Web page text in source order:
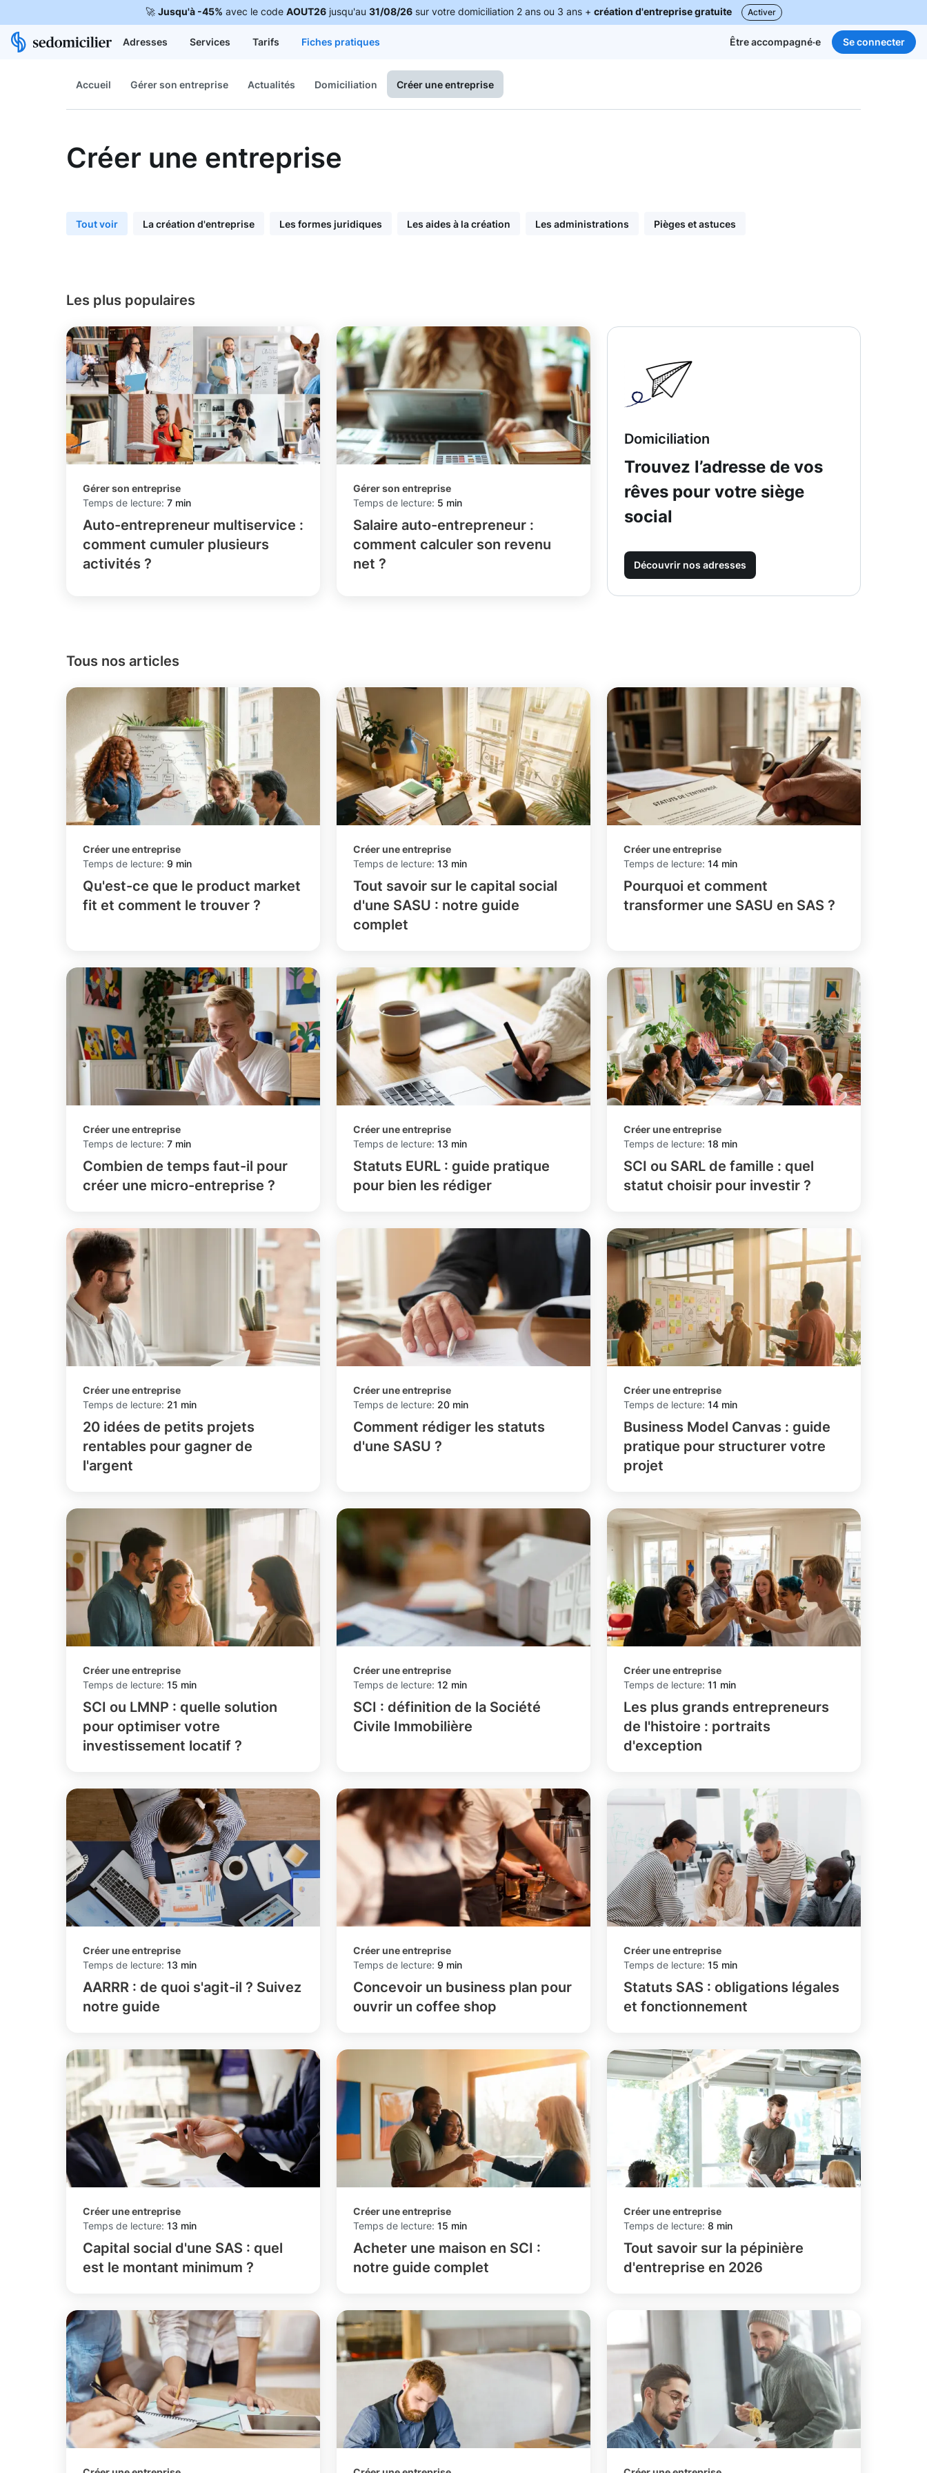
🚀 Jusqu'à -45% avec le code AOUT26jusqu'au 31/08/26sur votre domiciliation 2 ans ou 3 ans + création d'entreprise gratuite Activer
Adresses Services Tarifs Fiches pratiques Être accompagné·e Se connecter
Accueil Gérer son entreprise Actualités Domiciliation Créer une entreprise
Créer une entreprise
Tout voir La création d'entreprise Les formes juridiques Les aides à la création Les administrations Pièges et astuces
Les plus populaires
Gérer son entreprise
Temps de lecture: 7 min
Auto-entrepreneur multiservice :
comment cumuler plusieurs
activités ?
Gérer son entreprise
Temps de lecture: 5 min
Salaire auto-entrepreneur :
comment calculer son revenu
net ?
Domiciliation
Trouvez l’adresse de vos
rêves pour votre siège
social
Découvrir nos adresses
Tous nos articles
Créer une entreprise
Temps de lecture: 9 min
Qu'est-ce que le product market
fit et comment le trouver ?
Créer une entreprise
Temps de lecture: 13 min
Tout savoir sur le capital social
d'une SASU : notre guide
complet
Créer une entreprise
Temps de lecture: 14 min
Pourquoi et comment
transformer une SASU en SAS ?
Créer une entreprise
Temps de lecture: 7 min
Combien de temps faut-il pour
créer une micro-entreprise ?
Créer une entreprise
Temps de lecture: 13 min
Statuts EURL : guide pratique
pour bien les rédiger
Créer une entreprise
Temps de lecture: 18 min
SCI ou SARL de famille : quel
statut choisir pour investir ?
Créer une entreprise
Temps de lecture: 21 min
20 idées de petits projets
rentables pour gagner de
l'argent
Créer une entreprise
Temps de lecture: 20 min
Comment rédiger les statuts
d'une SASU ?
Créer une entreprise
Temps de lecture: 14 min
Business Model Canvas : guide
pratique pour structurer votre
projet
Créer une entreprise
Temps de lecture: 15 min
SCI ou LMNP : quelle solution
pour optimiser votre
investissement locatif ?
Créer une entreprise
Temps de lecture: 12 min
SCI : définition de la Société
Civile Immobilière
Créer une entreprise
Temps de lecture: 11 min
Les plus grands entrepreneurs
de l'histoire : portraits
d'exception
Créer une entreprise
Temps de lecture: 13 min
AARRR : de quoi s'agit-il ? Suivez
notre guide
Créer une entreprise
Temps de lecture: 9 min
Concevoir un business plan pour
ouvrir un coffee shop
Créer une entreprise
Temps de lecture: 15 min
Statuts SAS : obligations légales
et fonctionnement
Créer une entreprise
Temps de lecture: 13 min
Capital social d'une SAS : quel
est le montant minimum ?
Créer une entreprise
Temps de lecture: 15 min
Acheter une maison en SCI :
notre guide complet
Créer une entreprise
Temps de lecture: 8 min
Tout savoir sur la pépinière
d'entreprise en 2026